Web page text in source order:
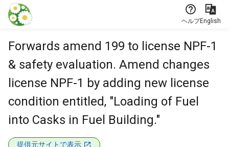
本文に飛ぶ
ヘルプEnglish
Forwards amend 199 to license NPF-1
& safety evaluation. Amend changes
license NPF-1 by adding new license
condition entitled, "Loading of Fuel
into Casks in Fuel Building."
提供元サイトで表示